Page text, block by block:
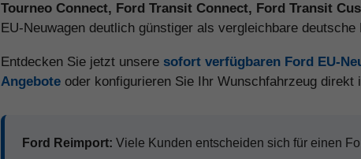
Tourneo Connect, Ford Transit Connect, Ford Transit
EU-Neuwagen deutlich günstiger als vergleichbare deutsche
Entdecken Sie jetzt unsere sofort verfügbaren Ford EU-
Angebote oder konfigurieren Sie Ihr Wunschfahrzeug direkt
Ford Reimport: Viele Kunden entscheiden sich für einen